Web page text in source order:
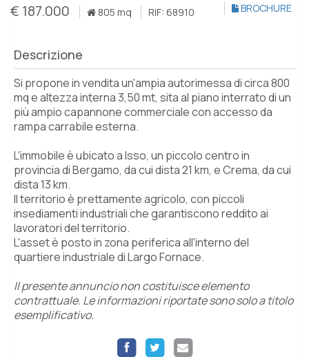
€ 187.000 805 mq RIF: 68910 BROCHURE
Descrizione
Si propone in vendita un'ampia autorimessa di circa 800
mq e altezza interna 3,50 mt, sita al piano interrato di un
più ampio capannone commerciale con accesso da
rampa carrabile esterna.
L'immobile è ubicato a Isso, un piccolo centro in
provincia di Bergamo, da cui dista 21 km, e Crema, da cui
dista 13 km.
Il territorio è prettamente agricolo, con piccoli
insediamenti industriali che garantiscono reddito ai
lavoratori del territorio.
L'asset è posto in zona periferica all'interno del
quartiere industriale di Largo Fornace.
Il presente annuncio non costituisce elemento
contrattuale. Le informazioni riportate sono solo a titolo
esemplificativo.